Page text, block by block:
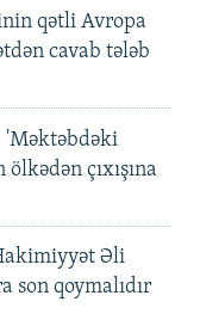
qətli Avropa
cavab tələb
'Məktəbdəki
çıxışına
Əli
son qoymalıdır